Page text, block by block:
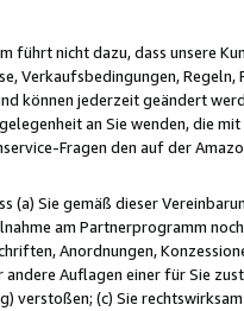
führt nicht dazu, dass unsere
Verkaufsbedingungen,
können jederzeit geändert
an Sie wenden, die
Fragen den auf der
(a) Sie gemäß dieser
am Partnerprogramm
Anordnungen,
Auflagen einer für Sie
verstoßen; (c) Sie